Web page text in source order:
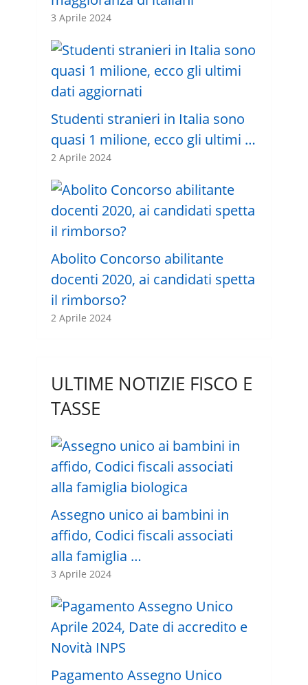
3 Aprile 2024
Studenti stranieri in Italia sono
quasi 1 milione, ecco gli ultimi …
2 Aprile 2024
Abolito Concorso abilitante
docenti 2020, ai candidati spetta
il rimborso?
2 Aprile 2024
ULTIME NOTIZIE FISCO E
TASSE
Assegno unico ai bambini in
affido, Codici fiscali associati
alla famiglia …
3 Aprile 2024
Pagamento Assegno Unico